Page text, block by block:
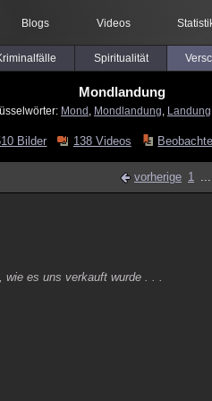
Blogs Videos
Spiritualität
Mondlandung
Mond Mondlandung Landung
Bilder 138 Videos
vorherige 1 ...
wie es uns verkauft wurde . . .